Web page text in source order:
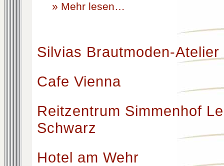
» Mehr lesen…
Silvias Brautmoden-Atelier
Cafe Vienna
Reitzentrum Simmenhof
Schwarz
Hotel am Wehr